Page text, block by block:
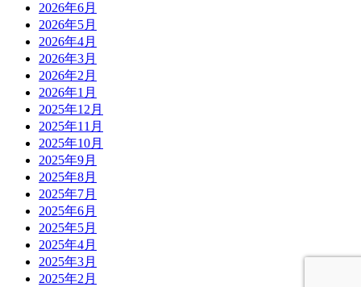
2026年6月
2026年5月
2026年4月
2026年3月
2026年2月
2026年1月
2025年12月
2025年11月
2025年10月
2025年9月
2025年8月
2025年7月
2025年6月
2025年5月
2025年4月
2025年3月
2025年2月